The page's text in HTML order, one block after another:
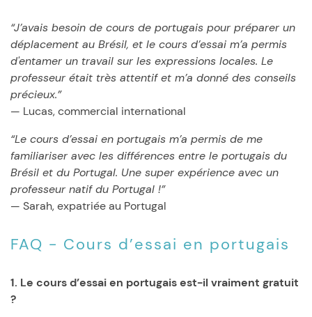
“J’avais besoin de cours de portugais pour préparer un
déplacement au Brésil, et le cours d’essai m’a permis
d'entamer un travail sur les expressions locales. Le
professeur était très attentif et m’a donné des conseils
précieux.”
— Lucas, commercial international
“Le cours d’essai en portugais m’a permis de me
familiariser avec les différences entre le portugais du
Brésil et du Portugal. Une super expérience avec un
professeur natif du Portugal !”
— Sarah, expatriée au Portugal
FAQ - Cours d’essai en portugais
1. Le cours d’essai en portugais est-il vraiment gratuit
?